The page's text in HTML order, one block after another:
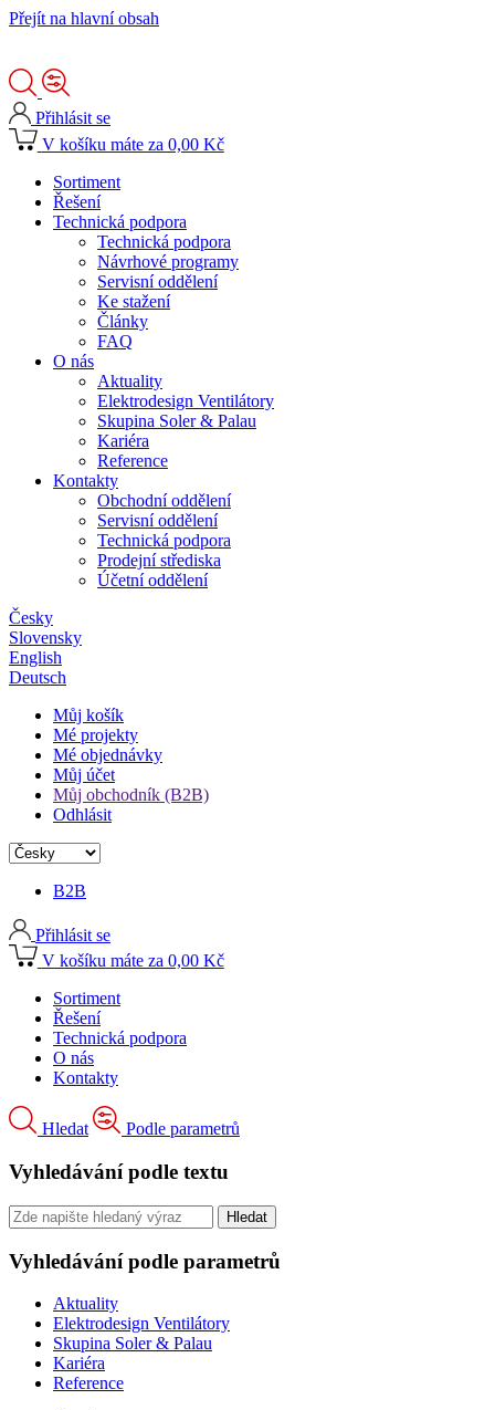
Přejít na hlavní obsah
Přihlásit se
V košíku máte za 0,00 Kč
Sortiment
Řešení
Technická podpora
Technická podpora
Návrhové programy
Servisní oddělení
Ke stažení
Články
FAQ
O nás
Aktuality
Elektrodesign Ventilátory
Skupina Soler & Palau
Kariéra
Reference
Kontakty
Obchodní oddělení
Servisní oddělení
Technická podpora
Prodejní střediska
Účetní oddělení
Česky
Slovensky
English
Deutsch
Můj košík
Mé projekty
Mé objednávky
Můj účet
Můj obchodník (B2B)
Odhlásit
B2B
Přihlásit se
V košíku máte za 0,00 Kč
Sortiment
Řešení
Technická podpora
O nás
Kontakty
Hledat Podle parametrů
Vyhledávání podle textu
Vyhledávání podle parametrů
Aktuality
Elektrodesign Ventilátory
Skupina Soler & Palau
Kariéra
Reference